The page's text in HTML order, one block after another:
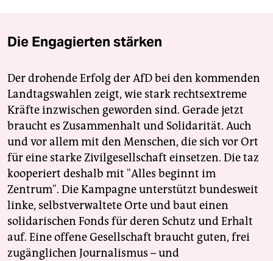
Die Engagierten stärken
Der drohende Erfolg der AfD bei den kommenden
Landtagswahlen zeigt, wie stark rechtsextreme
Kräfte inzwischen geworden sind. Gerade jetzt
braucht es Zusammenhalt und Solidarität. Auch
und vor allem mit den Menschen, die sich vor Ort
für eine starke Zivilgesellschaft einsetzen. Die taz
kooperiert deshalb mit "Alles beginnt im
Zentrum". Die Kampagne unterstützt bundesweit
linke, selbstverwaltete Orte und baut einen
solidarischen Fonds für deren Schutz und Erhalt
auf. Eine offene Gesellschaft braucht guten, frei
zugänglichen Journalismus – und